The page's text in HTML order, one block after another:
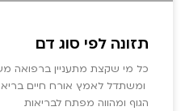
תזונה לפי סוג דם
כל מי שקצת מתעניין ברפואה
ומשתדל לאמץ אורח חיים בריא
הגוף ומהווה מפתח לבריאות